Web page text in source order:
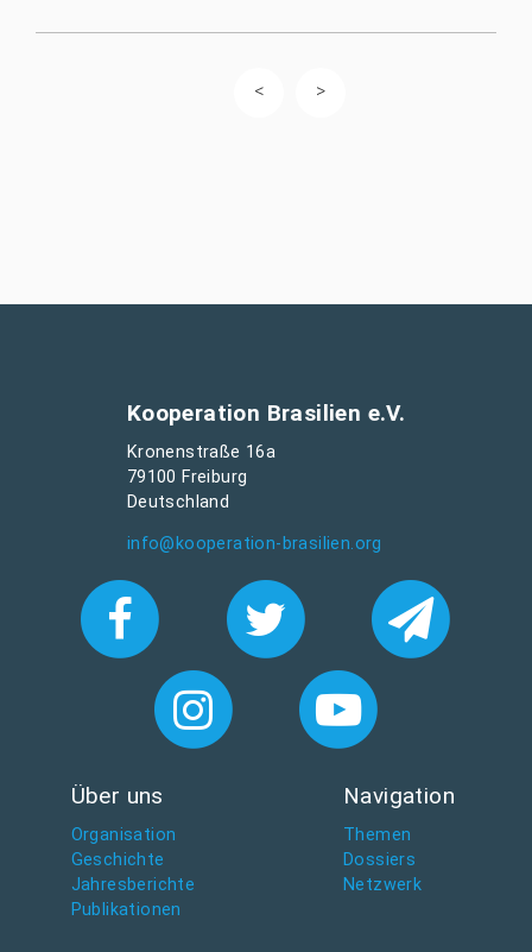
Kooperation Brasilien e.V.
Kronenstraße 16a
79100 Freiburg
Deutschland
info@kooperation-brasilien.org
Über uns
Organisation
Geschichte
Jahresberichte
Publikationen
Navigation
Themen
Dossiers
Netzwerk